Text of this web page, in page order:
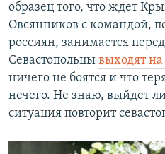
образец того, что ждет
Овсянников с командой,
россиян, занимается
Севастопольцы выходят
ничего не боятся и что
нечего. Не знаю, выйдет
ситуация повторит